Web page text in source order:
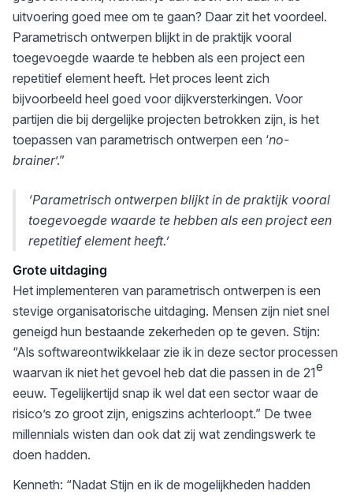
uitvoering goed mee om te gaan? Daar zit het voordeel.
Parametrisch ontwerpen blijkt in de praktijk vooral
toegevoegde waarde te hebben als een project een
repetitief element heeft. Het proces leent zich
bijvoorbeeld heel goed voor dijkversterkingen. Voor
partijen die bij dergelijke projecten betrokken zijn, is het
toepassen van parametrisch ontwerpen een ‘no-
brainer’.”
‘Parametrisch ontwerpen blijkt in de praktijk vooral
toegevoegde waarde te hebben als een project een
repetitief element heeft.’
Grote uitdaging
Het implementeren van parametrisch ontwerpen is een
stevige organisatorische uitdaging. Mensen zijn niet snel
geneigd hun bestaande zekerheden op te geven. Stijn:
“Als softwareontwikkelaar zie ik in deze sector processen
waarvan ik niet het gevoel heb dat die passen in de 21e
eeuw. Tegelijkertijd snap ik wel dat een sector waar de
risico’s zo groot zijn, enigszins achterloopt.” De twee
millennials wisten dan ook dat zij wat zendingswerk te
doen hadden.
Kenneth: “Nadat Stijn en ik de mogelijkheden hadden